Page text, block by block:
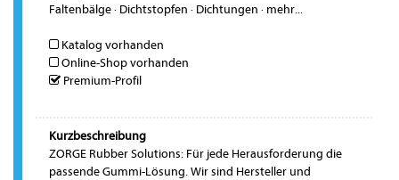
Faltenbälge· Dichtstopfen · Dichtungen · mehr...
Katalog vorhanden
Online-Shop vorhanden
Premium-Profil
Kurzbeschreibung
ZORGE Rubber Solutions: Für jede Herausforderung die
passende Gummi-Lösung. Wir sind Hersteller und